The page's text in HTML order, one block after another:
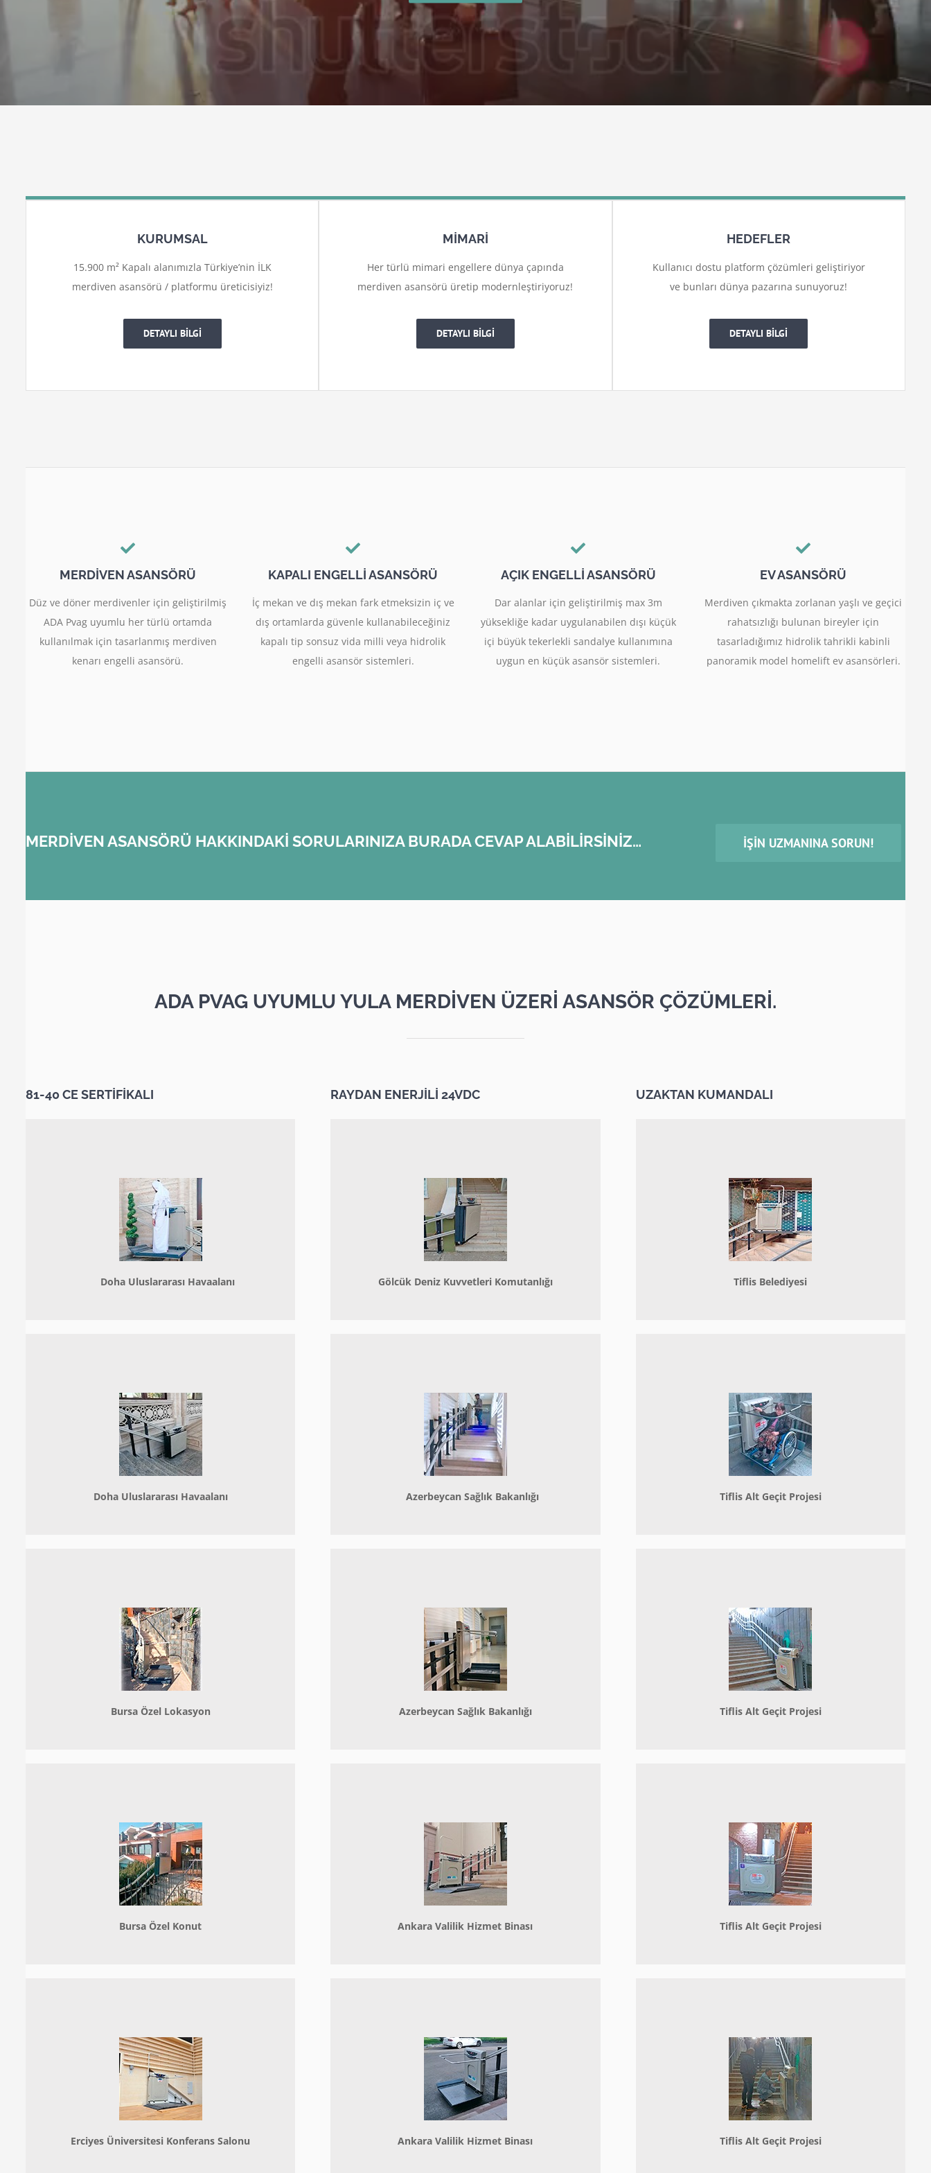
KURUMSAL
15.900 m² Kapalı alanımızla Türkiye’nin İLK
merdiven asansörü / platformu üreticisiyiz!
DETAYLI BİLGİ
MİMARİ
Her türlü mimari engellere dünya çapında
merdiven asansörü üretip modernleştiriyoruz!
DETAYLI BİLGİ
HEDEFLER
Kullanıcı dostu platform çözümleri geliştiriyor
ve bunları dünya pazarına sunuyoruz!
DETAYLI BİLGİ
MERDİVEN ASANSÖRÜ
Düz ve döner merdivenler için geliştirilmiş
ADA Pvag uyumlu her türlü ortamda
kullanılmak için tasarlanmış merdiven
kenarı engelli asansörü.
KAPALI ENGELLİ ASANSÖRÜ
İç mekan ve dış mekan fark etmeksizin iç ve
dış ortamlarda güvenle kullanabileceğiniz
kapalı tip sonsuz vida milli veya hidrolik
engelli asansör sistemleri.
AÇIK ENGELLİ ASANSÖRÜ
Dar alanlar için geliştirilmiş max 3m
yüksekliğe kadar uygulanabilen dışı küçük
içi büyük tekerlekli sandalye kullanımına
uygun en küçük asansör sistemleri.
EV ASANSÖRÜ
Merdiven çıkmakta zorlanan yaşlı ve geçici
rahatsızlığı bulunan bireyler için
tasarladığımız hidrolik tahrikli kabinli
panoramik model homelift ev asansörleri.
MERDİVEN ASANSÖRÜ HAKKINDAKİ SORULARINIZA BURADA CEVAP ALABİLİRSİNİZ… İŞIN UZMANINA SORUN!
ADA PVAG UYUMLU YULA MERDİVEN ÜZERİ ASANSÖR ÇÖZÜMLERİ.
81-40 CE SERTİFİKALI RAYDAN ENERJİLİ 24VDC UZAKTAN KUMANDALI
DohaUluslararası Havaalanı Gölcük Deniz Kuvvetleri Komutanlığı Tiflis Belediyesi
DohaUluslararası Havaalanı Azerbeycan Sağlık Bakanlığı Tiflis Alt Geçit Projesi
Bursa Özel Lokasyon Azerbeycan Sağlık Bakanlığı Tiflis Alt Geçit Projesi
Bursa Özel Konut Ankara Valilik Hizmet Binası Tiflis Alt Geçit Projesi
Erciyes Üniversitesi Konferans Salonu Ankara Valilik Hizmet Binası Tiflis Alt Geçit Projesi